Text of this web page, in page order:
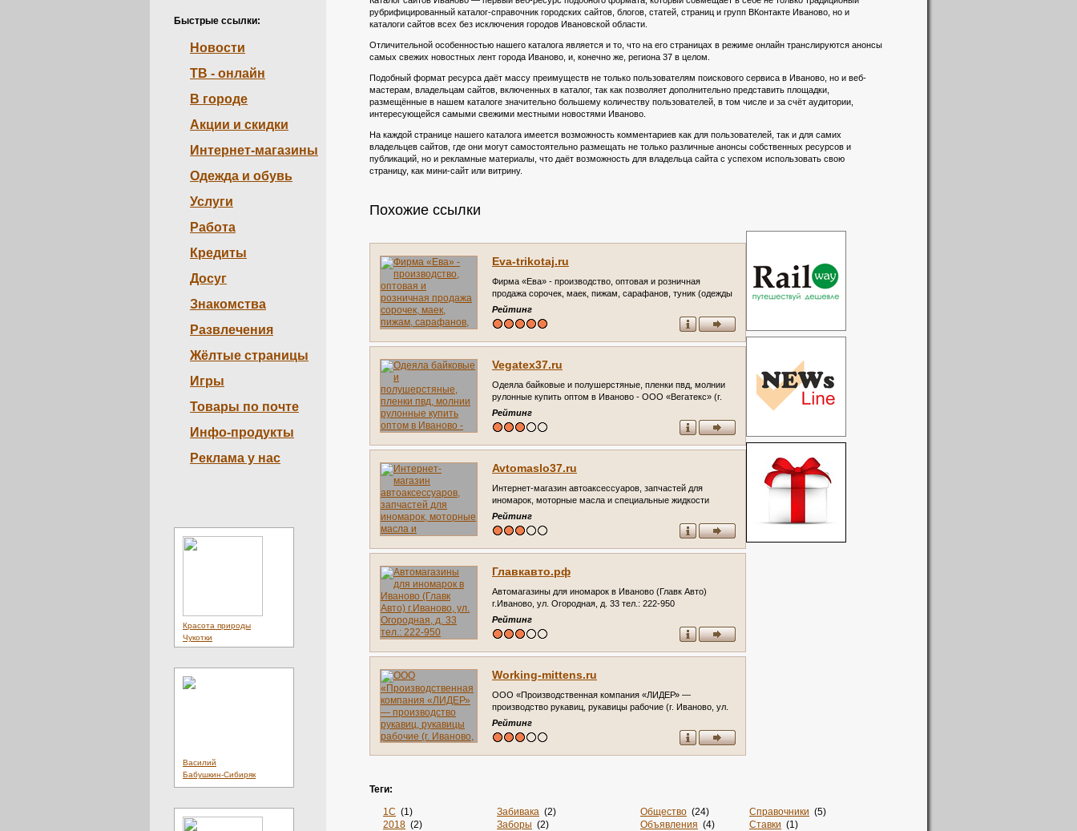
Быстрые ссылки:
Новости
ТВ - онлайн
В городе
Акции и скидки
Интернет-магазины
Одежда и обувь
Услуги
Работа
Кредиты
Досуг
Знакомства
Развлечения
Жёлтые страницы
Игры
Товары по почте
Инфо-продукты
Реклама у нас
Красота природы
Чукотки
Василий
Бабушкин-Сибиряк
рубрифицированный каталог-справочник городских сайтов, блогов, статей, страниц и групп ВКонтакте Иваново, но и
каталоги сайтов всех без исключения городов Ивановской области.
Отличительной особенностью нашего каталога является и то, что на его страницах в режиме онлайн транслируются анонсы
самых свежих новостных лент города Иваново, и, конечно же, региона 37 в целом.
Подобный формат ресурса даёт массу преимуществ не только пользователям поискового сервиса в Иваново, но и веб-
мастерам, владельцам сайтов, включенных в каталог, так как позволяет дополнительно представить площадки,
размещённые в нашем каталоге значительно большему количеству пользователей, в том числе и за счёт аудитории,
интересующейся самыми свежими местными новостями Иваново.
На каждой странице нашего каталога имеется возможность комментариев как для пользователей, так и для самих
владельцев сайтов, где они могут самостоятельно размещать не только различные анонсы собственных ресурсов и
публикаций, но и рекламные материалы, что даёт возможность для владельца сайта с успехом использовать свою
страницу, как мини-сайт или витрину.
Похожие ссылки
Eva-trikotaj.ru
Фирма «Ева» - производство, оптовая и розничная
продажа сорочек, маек, пижам, сарафанов, туник (одежды
из батиста, ситца и трикотажа для женщин и детей) г.
Иваново, 15 Проезд, 4, тел.: 8-961-249-4408 Доставка
транспортными компаниями. Работаем со всеми
регионами.
Рейтинг
Vegatex37.ru
Одеяла байковые и полушерстяные, пленки пвд, молнии
рулонные купить оптом в Иваново - ООО «Вегатекс» (г.
Иваново ул. Сосновая, дом 1, склад 777)
Рейтинг
Avtomaslo37.ru
Интернет-магазин автоаксессуаров, запчастей для
иномарок, моторные масла и специальные жидкости
(Ивановская область, г. Иваново, тел. 8(4932) 575955)
Рейтинг
Главкавто.рф
Автомагазины для иномарок в Иваново (Главк Авто)
г.Иваново, ул. Огородная, д. 33 тел.: 222-950
Рейтинг
Working-mittens.ru
ООО «Производственная компания «ЛИДЕР» —
производство рукавиц, рукавицы рабочие (г. Иваново, ул.
15-й Проезд, д. 4, Телефоны: (4932) 47-47-31)
Рейтинг
Теги:
1С (1)
2018 (2)
Забивака (2)
Заборы (2)
Общество (24)
Объявления (4)
Справочники (5)
Ставки (1)